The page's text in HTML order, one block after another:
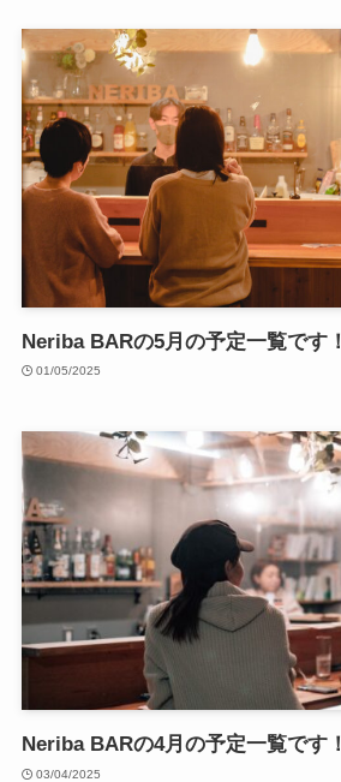
Neriba BARの5月の予定一覧です！
01/05/2025
Neriba BARの4月の予定一覧です！
03/04/2025